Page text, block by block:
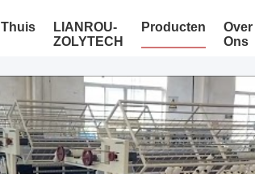
Thuis
LIANROU-
ZOLYTECH
Producten
Over
Ons